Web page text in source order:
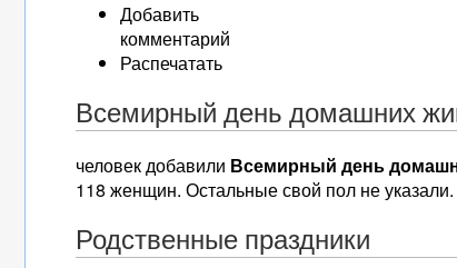
Добавить
комментарий
Распечатать
Всемирный день домашних
человек добавили Всемирный день
118 женщин. Остальные свой пол не указали.
Родственные праздники